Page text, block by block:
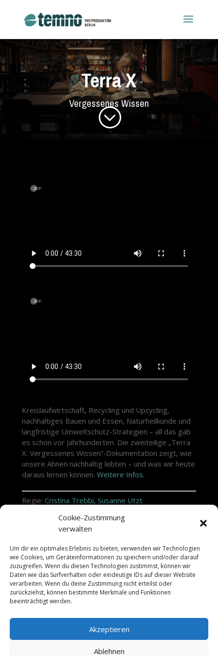
Cookie-Zustimmung
verwalten
Um dir ein optimales Erlebnis zu bieten, verwenden wir Technologien
wie Cookies, um Geräteinformationen zu speichern und/oder darauf
zuzugreifen. Wenn du diesen Technologien zustimmst, können wir
Daten wie das Surfverhalten oder eindeutige IDs auf dieser Website
verarbeiten. Wenn du deine Zustimmung nicht erteilst oder
zurückziehst, können bestimmte Merkmale und Funktionen
beeinträchtigt werden.
Akzeptieren
Ablehnen
Terra X
Vergessenes Wissen
;
Kreislaufwirtschaft, Recycling und Upcycling,
nachhaltiges Bauen und Essen, Naturheilkunde und
langfristige Umweltschutz-Strategien – all das gab
es schon vor Jahrhunderten. Die zweiteilige „Terra
X: Vergessenes Wissen“-Dokumentation zeigt, wie
unsere Ahnen nachhaltig lebten – und was wir heute
daraus lernen können. Weitere Infos.
Regie: Cristina Trebbi, Susanne Utzt
Farbkorrektur: David Holfelder
Genre: Dokumentation
Länge: 2x 45 min
Produktion: Spiegel TV
Folge 1: Die Schätze der Natur
So. 19.04.2026 | 19:30 ZDF